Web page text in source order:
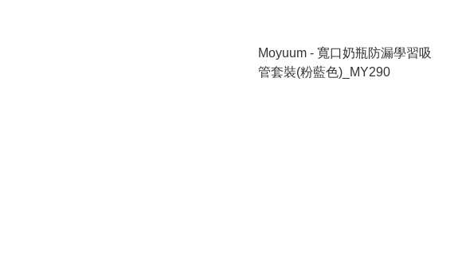
Moyuum - 寬口奶瓶防漏學習吸
管套裝(粉藍色)_MY290